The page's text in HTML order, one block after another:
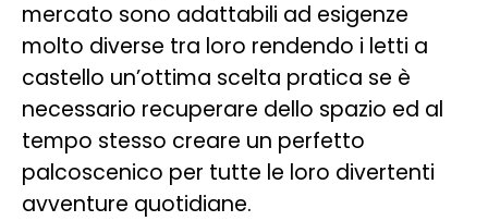
mercato sono adattabili ad esigenze
molto diverse tra loro rendendo i letti a
castello un’ottima scelta pratica se è
necessario recuperare dello spazio ed al
tempo stesso creare un perfetto
palcoscenico per tutte le loro divertenti
avventure quotidiane.